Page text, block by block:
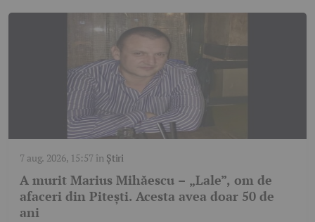
7 aug. 2026, 15:57în Știri
A murit Marius Mihăescu – „Lale”, om de
afaceri din Pitești. Acesta avea doar 50 de
ani